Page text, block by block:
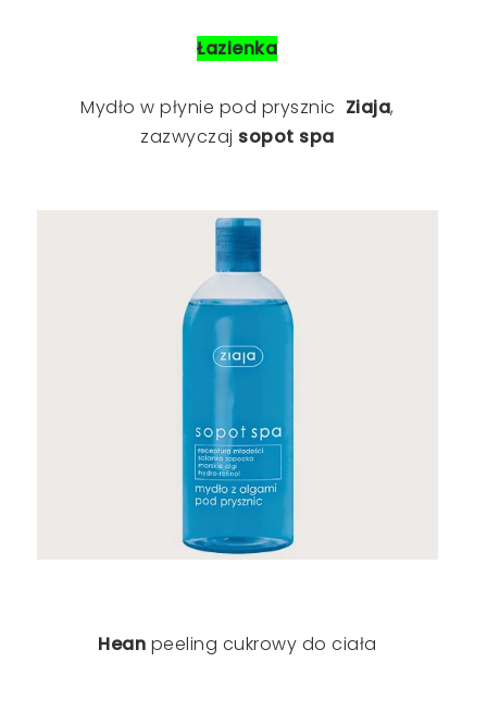
Łazienka
Mydło w płynie pod prysznic Ziaja,
zazwyczaj sopot spa
Hean peeling cukrowy do ciała